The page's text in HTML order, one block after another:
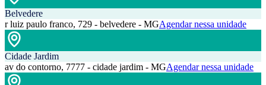
Belvedere
r luiz paulo franco, 729 - belvedere - MGAgendar nessa unidade
Cidade Jardim
av do contorno, 7777 - cidade jardim - MGAgendar nessa unidade